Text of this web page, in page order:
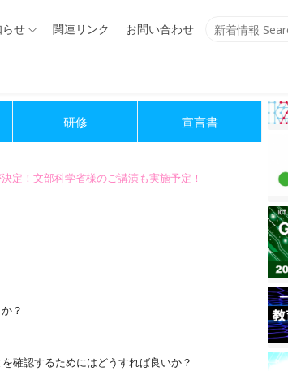
Search
らせ 関連リンク お問い合わせ
研修 宣言書
定！文部科学省様のご講演も実施予定！
？
確認するためにはどうすれば良いか？